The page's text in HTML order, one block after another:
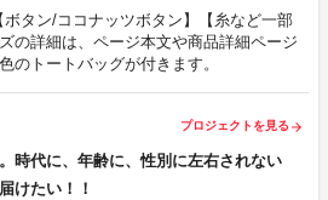
ボタン/ココナッツボタン】【糸など一部
の詳細は、ページ本文や商品詳細ページ
トートバッグが付きます。
プロジェクトを見る arrow_forward
時代に、年齢に、性別に左右されない
けたい！！